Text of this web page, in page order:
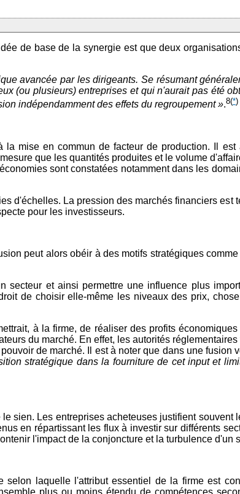
de base de la synergie est que deux
avancée par les dirigeants. Se résumant
(ou plusieurs) entreprises et qui n'aurait pas été
indépendamment des effets du regroupement ».8(*)
mise en commun de facteur de production. Il
que les quantités produites et le volume
sont constatées notamment dans les
d'échelles. La pression des marchés financiers est
pour les investisseurs.
peut alors obéir à des motifs stratégiques
et ainsi permettre une influence plus
de choisir elle-même les niveaux des prix,
à la firme, de réaliser des profits
du marché. En effet, les autorités
de marché. Il est à noter que dans une fusion
stratégique dans la fourniture de cet input et
sien. Les entreprises acheteuses justifient souvent
en répartissant les flux à investir sur différents
l'impact de la conjoncture et la turbulence d'un
selon laquelle l'attribut essentiel de la firme est
plus ou moins étendu de compétences